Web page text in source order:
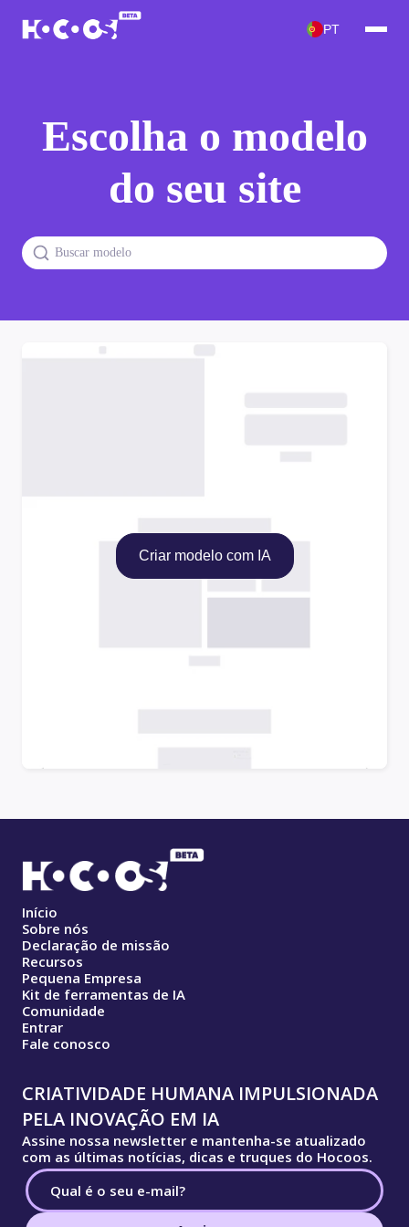
PT
Escolha o modelo
do seu site
Criar modelo com IA
Início
Sobre nós
Declaração de missão
Recursos
Pequena Empresa
Kit de ferramentas de IA
Comunidade
Entrar
Fale conosco
CRIATIVIDADE HUMANA IMPULSIONADA
PELA INOVAÇÃO EM IA
Assine nossa newsletter e mantenha-se atualizado
com as últimas notícias, dicas e truques do Hocoos.